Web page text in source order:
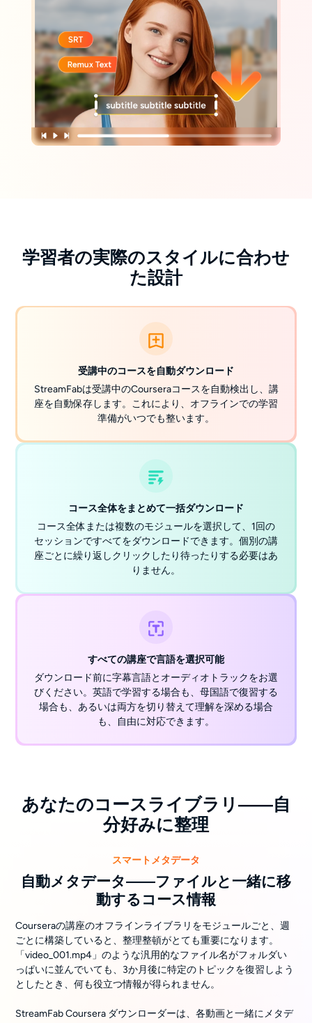
学習者の実際のスタイルに合わせ
た設計
受講中のコースを自動ダウンロード
StreamFabは受講中のCourseraコースを自動検出し、講
座を自動保存します。これにより、オフラインでの学習
準備がいつでも整います。
コース全体をまとめて一括ダウンロード
コース全体または複数のモジュールを選択して、1回の
セッションですべてをダウンロードできます。個別の講
座ごとに繰り返しクリックしたり待ったりする必要はあ
りません。
すべての講座で言語を選択可能
ダウンロード前に字幕言語とオーディオトラックをお選
びください。英語で学習する場合も、母国語で復習する
場合も、あるいは両方を切り替えて理解を深める場合
も、自由に対応できます。
あなたのコースライブラリ――自
分好みに整理
スマートメタデータ
自動メタデータ――ファイルと一緒に移
動するコース情報
Courseraの講座のオフラインライブラリをモジュールごと、週
ごとに構築していると、整理整頓がとても重要になります。
「video_001.mp4」のような汎用的なファイル名がフォルダい
っぱいに並んでいても、3か月後に特定のトピックを復習しよう
としたとき、何も役立つ情報が得られません。
StreamFab Coursera ダウンローダーは、各動画と一緒にメタデ